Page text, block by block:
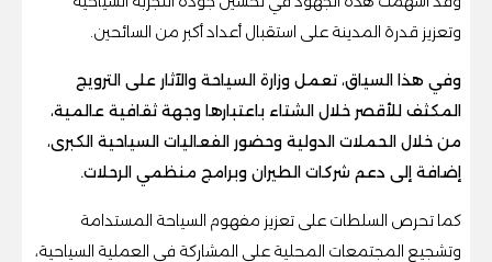
وتعزيز قدرة المدينة على استقبال أعداد أكبر من السائحين.
وفي هذا السياق، تعمل وزارة السياحة والآثار على الترويج
المكثف للأقصر خلال الشتاء باعتبارها وجهة ثقافية عالمية،
من خلال الحملات الدولية وحضور الفعاليات السياحية الكبرى،
إضافة إلى دعم شركات الطيران وبرامج منظمي الرحلات.
كما تحرص السلطات على تعزيز مفهوم السياحة المستدامة
وتشجيع المجتمعات المحلية على المشاركة في العملية السياحية،